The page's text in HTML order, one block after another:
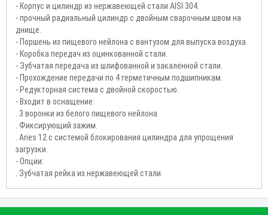
- Корпус и цилиндр из нержавеющей стали AISI 304.
- прочный радиальный цилиндр с двойным сварочным швом на
днище.
- Поршень из пищевого нейлона с вантузом для выпуска воздуха.
- Коробка передач из оцинкованной стали.
- Зубчатая передача из шлифованной и закалённой стали.
- Прохождение передачи по 4 герметичным подшипникам.
- Редукторная система с двойной скоростью.
- Входит в оснащение:
. 3 воронки из белого пищевого нейлона.
. Фиксирующий зажим.
. Aries 12 с системой блокирования цилиндра для упрощения
загрузки.
- Опции:
. Зубчатая рейка из нержавеющей стали.